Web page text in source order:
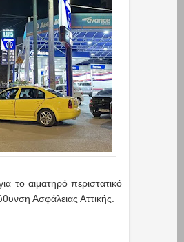
το αιματηρό περιστατικό
Ασφάλειας Αττικής.